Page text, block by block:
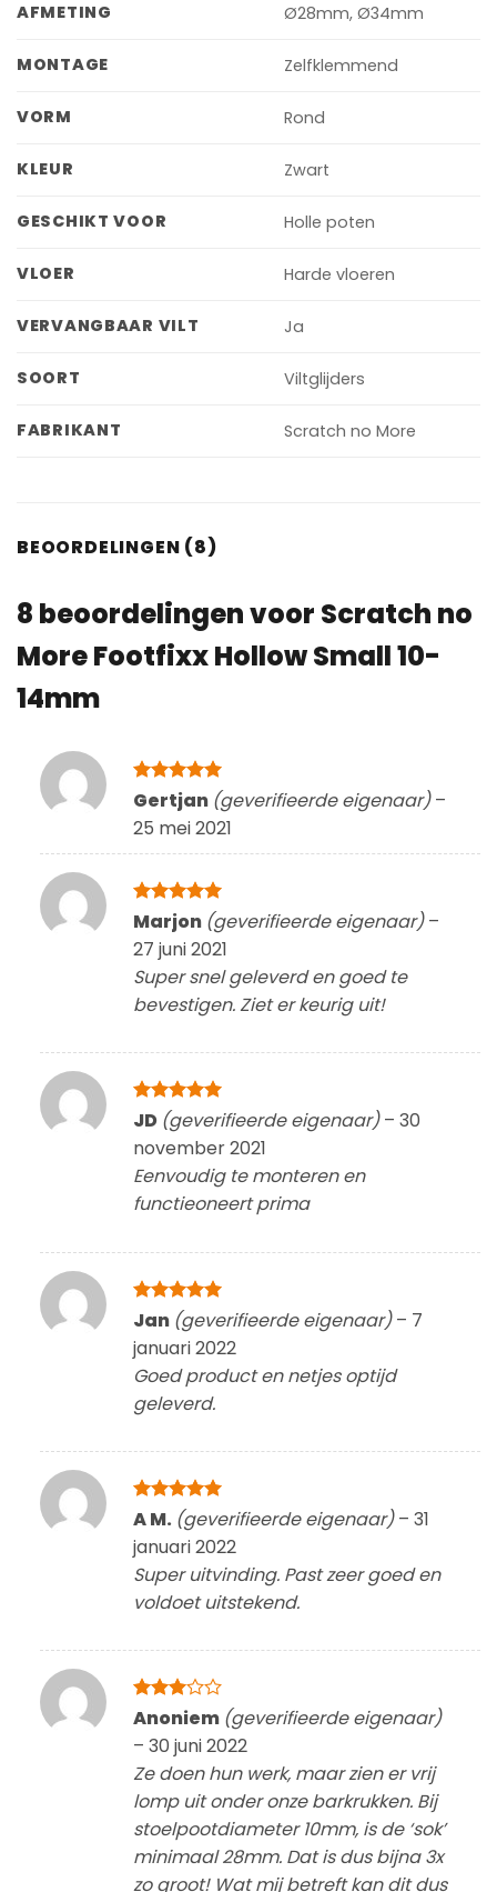
AFMETING Ø28mm, Ø34mm
MONTAGE Zelfklemmend
VORM Rond
KLEUR Zwart
GESCHIKT VOOR Holle poten
VLOER Harde vloeren
VERVANGBAAR VILT Ja
SOORT Viltglijders
FABRIKANT Scratch no More
BEOORDELINGEN (8)
8 beoordelingen voor Scratch no
More Footfixx Hollow Small 10-
14mm
Gewaardeerd
uit 5
Gertjan (geverifieerde eigenaar) –
25 mei 2021
Gewaardeerd
uit 5
Marjon (geverifieerde eigenaar) –
27 juni 2021
Super snel geleverd en goed te
bevestigen. Ziet er keurig uit!
Gewaardeerd
uit 5
JD (geverifieerde eigenaar) – 30
november 2021
Eenvoudig te monteren en
functieoneert prima
Gewaardeerd
5uit 5
Jan (geverifieerde eigenaar) – 7
januari 2022
Goed product en netjes optijd
geleverd.
Gewaardeerd
uit 5
A M. (geverifieerde eigenaar) – 31
januari 2022
Super uitvinding. Past zeer goed en
voldoet uitstekend.
Gewaardeerd
Anoniem (geverifieerde eigenaar)
– 30 juni 2022
Ze doen hun werk, maar zien er vrij
lomp uit onder onze barkrukken. Bij
stoelpootdiameter 10mm, is de ‘sok’
minimaal 28mm. Dat is dus bijna 3x
zo groot! Wat mij betreft kan dit dus